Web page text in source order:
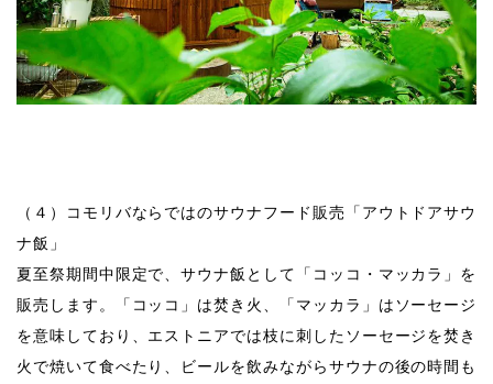
（４）コモリバならではのサウナフード販売「アウトドアサウ
ナ飯」
夏至祭期間中限定で、サウナ飯として「コッコ・マッカラ」を
販売します。「コッコ」は焚き火、「マッカラ」はソーセージ
を意味しており、エストニアでは枝に刺したソーセージを焚き
火で焼いて食べたり、ビールを飲みながらサウナの後の時間も